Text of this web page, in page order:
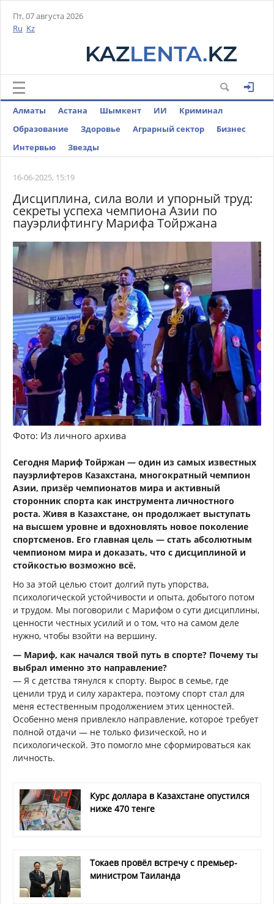
Пт, 07 августа 2026
Ru Kz
Алматы Астана Шымкент ИИ
Криминал
Образование
Здоровье Аграрный сектор
Бизнес
Интервью
Звезды
16-06-2025, 15:19
Дисциплина, сила воли и упорный труд:
секреты успеха чемпиона Азии по
пауэрлифтингу Марифа Тойржана
Фото: Из личного архива
Сегодня Мариф Тойржан — один из самых известных
пауэрлифтеров Казахстана, многократный чемпион
Азии, призёр чемпионатов мира и активный
сторонник спорта как инструмента личностного
роста. Живя в Казахстане, он продолжает выступать
на высшем уровне и вдохновлять новое поколение
спортсменов. Его главная цель — стать абсолютным
чемпионом мира и доказать, что с дисциплиной и
стойкостью возможно всё.
Но за этой целью стоит долгий путь упорства,
психологической устойчивости и опыта, добытого потом
и трудом. Мы поговорили с Марифом о сути дисциплины,
ценности честных усилий и о том, что на самом деле
нужно, чтобы взойти на вершину.
— Мариф, как начался твой путь в спорте? Почему ты
выбрал именно это направление?
— Я с детства тянулся к спорту. Вырос в семье, где
ценили труд и силу характера, поэтому спорт стал для
меня естественным продолжением этих ценностей.
Особенно меня привлекло направление, которое требует
полной отдачи — не только физической, но и
психологической. Это помогло мне сформироваться как
личность.
Курс доллара в Казахстане опустился
ниже 470 тенге
Токаев провёл встречу с премьер-
министром Таиланда